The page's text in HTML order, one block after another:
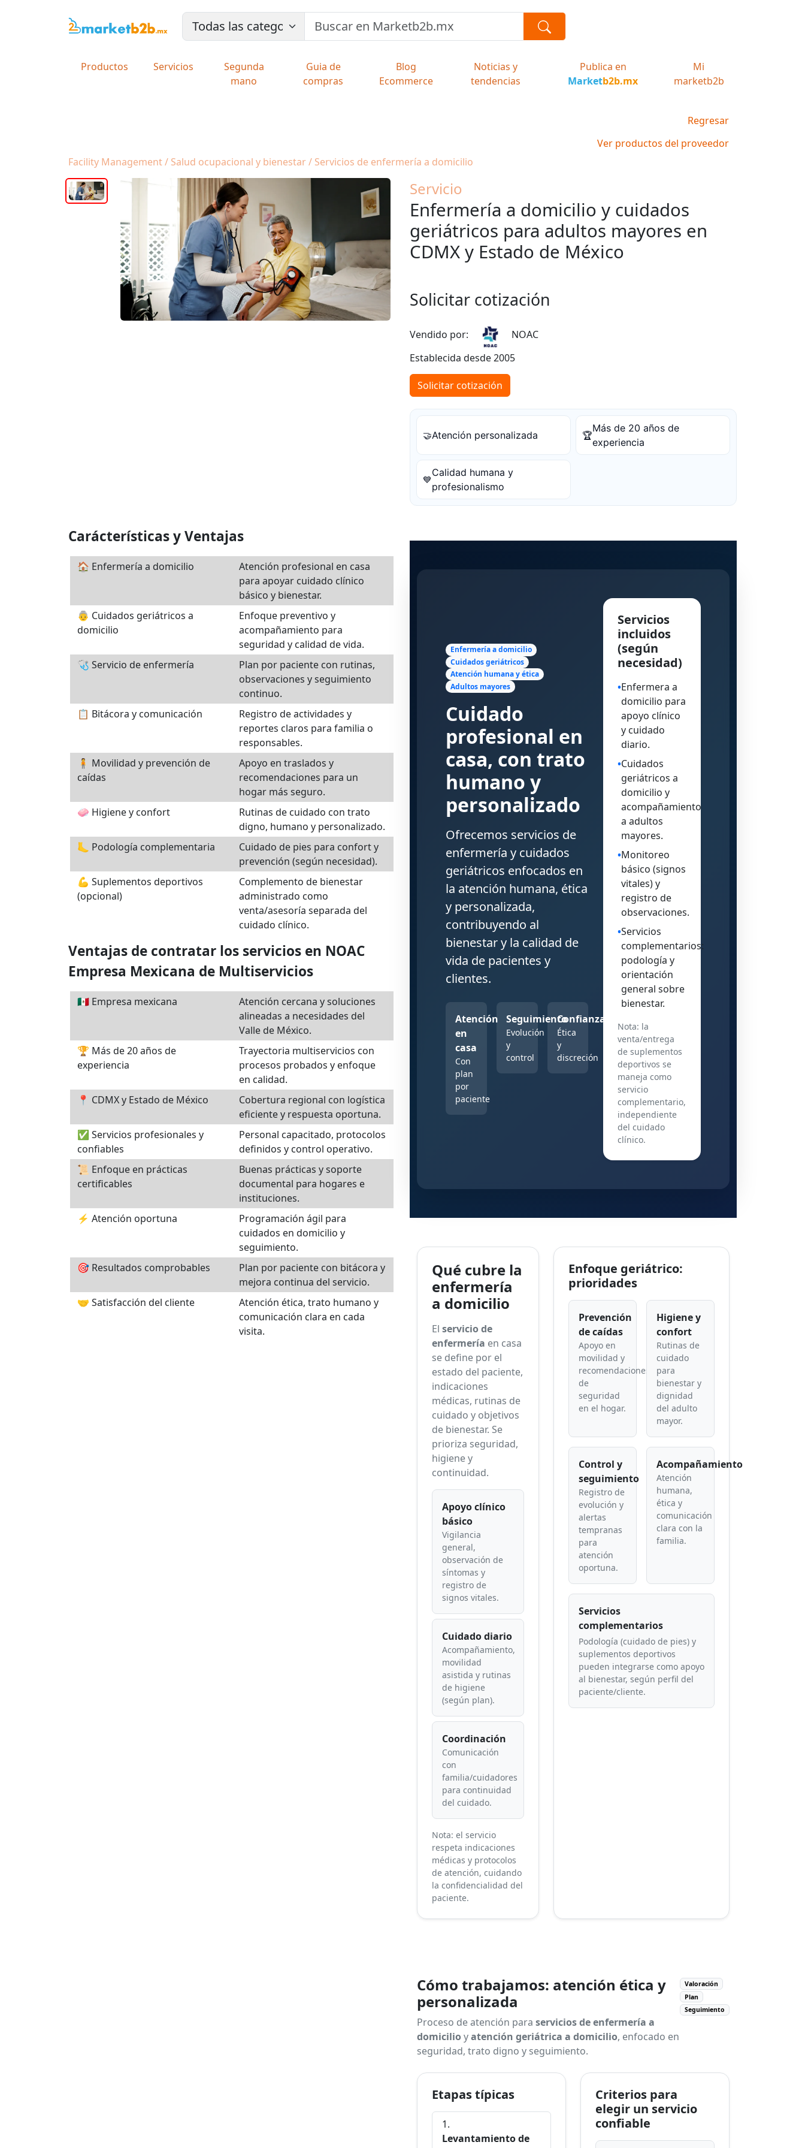
Productos Servicios
Segunda
mano
Guia de
compras
Blog
Ecommerce
Noticias y
tendencias
Publica en
Marketb2b.mx
Mi
marketb2b
Regresar
Ver productos del proveedor
Facility Management / Salud ocupacional y bienestar / Servicios de enfermería a domicilio
Servicio
Enfermería a domicilio y cuidados
geriátricos para adultos mayores en
CDMX y Estado de México
Solicitar cotización
Vendido por:
NOAC
Establecida desde 2005
Solicitar cotización
🤝Atención personalizada 🏆
Más de 20 años de
experiencia
💙
Calidad humana y
profesionalismo
Carácterísticas y Ventajas
🏠 Enfermería a domicilio
Atención profesional en casa
para apoyar cuidado clínico
básico y bienestar.
👵 Cuidados geriátricos a
domicilio
Enfoque preventivo y
acompañamiento para
seguridad y calidad de vida.
🩺 Servicio de enfermería
Plan por paciente con rutinas,
observaciones y seguimiento
continuo.
📋 Bitácora y comunicación
Registro de actividades y
reportes claros para familia o
responsables.
🧍 Movilidad y prevención de
caídas
Apoyo en traslados y
recomendaciones para un
hogar más seguro.
🧼 Higiene y confort
Rutinas de cuidado con trato
digno, humano y personalizado.
🦶 Podología complementaria
Cuidado de pies para confort y
prevención (según necesidad).
💪 Suplementos deportivos
(opcional)
Complemento de bienestar
administrado como
venta/asesoría separada del
cuidado clínico.
Ventajas de contratar los servicios en NOAC
Empresa Mexicana de Multiservicios
🇲🇽 Empresa mexicana
Atención cercana y soluciones
alineadas a necesidades del
Valle de México.
🏆 Más de 20 años de
experiencia
Trayectoria multiservicios con
procesos probados y enfoque
en calidad.
📍 CDMX y Estado de México
Cobertura regional con logística
eficiente y respuesta oportuna.
✅ Servicios profesionales y
confiables
Personal capacitado, protocolos
definidos y control operativo.
📜 Enfoque en prácticas
certificables
Buenas prácticas y soporte
documental para hogares e
instituciones.
⚡ Atención oportuna
Programación ágil para
cuidados en domicilio y
seguimiento.
🎯 Resultados comprobables
Plan por paciente con bitácora y
mejora continua del servicio.
🤝 Satisfacción del cliente
Atención ética, trato humano y
comunicación clara en cada
visita.
Enfermería a domicilio
Cuidados geriátricos
Atención humana y ética
Adultos mayores
Cuidado
profesional en
casa, con trato
humano y
personalizado
Ofrecemos servicios de
enfermería y cuidados
geriátricos enfocados en
la atención humana, ética
y personalizada,
contribuyendo al
bienestar y la calidad de
vida de pacientes y
clientes.
Atención
en
casa
Con
plan
por
paciente
Seguimiento
Evolución
y
control
Confianza
Ética
y
discreción
Servicios
incluidos
(según
necesidad)
•Enfermera a
domicilio para
apoyo clínico
y cuidado
diario.
•Cuidados
geriátricos a
domicilio y
acompañamiento
a adultos
mayores.
•Monitoreo
básico (signos
vitales) y
registro de
observaciones.
•Servicios
complementarios:
podología y
orientación
general sobre
bienestar.
Nota: la
venta/entrega
de suplementos
deportivos se
maneja como
servicio
complementario,
independiente
del cuidado
clínico.
Qué cubre la
enfermería
a domicilio
El servicio de
enfermería en casa
se define por el
estado del paciente,
indicaciones
médicas, rutinas de
cuidado y objetivos
de bienestar. Se
prioriza seguridad,
higiene y
continuidad.
Apoyo clínico
básico
Vigilancia
general,
observación de
síntomas y
registro de
signos vitales.
Cuidado diario
Acompañamiento,
movilidad
asistida y rutinas
de higiene
(según plan).
Coordinación
Comunicación
con
familia/cuidadores
para continuidad
del cuidado.
Nota: el servicio
respeta indicaciones
médicas y protocolos
de atención, cuidando
la confidencialidad del
paciente.
Enfoque geriátrico:
prioridades
Prevención
de caídas
Apoyo en
movilidad y
recomendaciones
de
seguridad
en el hogar.
Higiene y
confort
Rutinas de
cuidado
para
bienestar y
dignidad
del adulto
mayor.
Control y
seguimiento
Registro de
evolución y
alertas
tempranas
para
atención
oportuna.
Acompañamiento
Atención
humana,
ética y
comunicación
clara con la
familia.
Servicios
complementarios
Podología (cuidado de pies) y
suplementos deportivos
pueden integrarse como apoyo
al bienestar, según perfil del
paciente/cliente.
Cómo trabajamos: atención ética y
personalizada
Proceso de atención para servicios de enfermería a
domicilioyatención geriátrica a domicilio, enfocado en
seguridad, trato digno y seguimiento.
Valoración
Plan
Seguimiento
Etapas típicas
Levantamiento de
Criterios para
elegir un servicio
confiable